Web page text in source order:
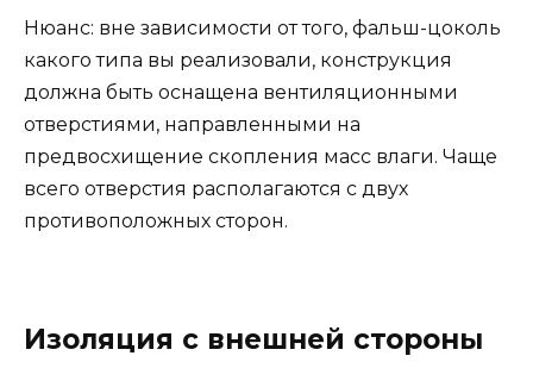
Нюанс: вне зависимости от того, фальш-цоколь
какого типа вы реализовали, конструкция
должна быть оснащена вентиляционными
отверстиями, направленными на
предвосхищение скопления масс влаги. Чаще
всего отверстия располагаются с двух
противоположных сторон.
Изоляция с внешней стороны